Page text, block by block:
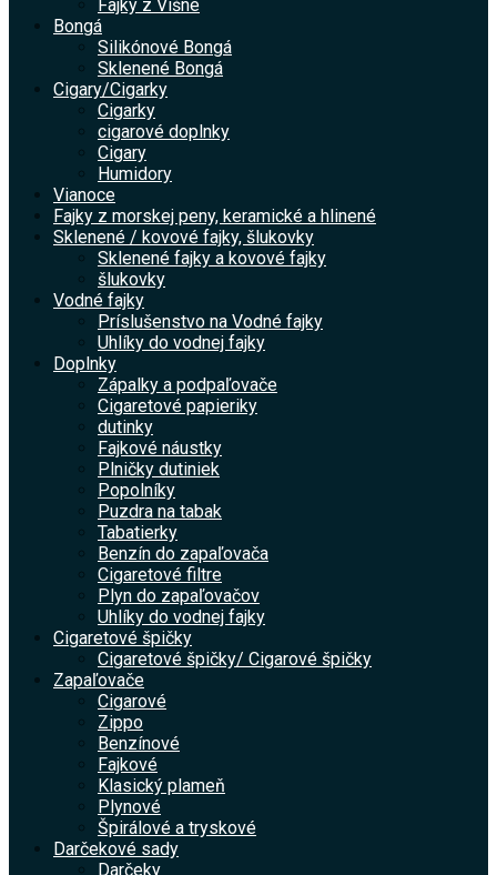
Fajky z Višne
Bongá
Silikónové Bongá
Sklenené Bongá
Cigary/Cigarky
Cigarky
cigarové doplnky
Cigary
Humidory
Vianoce
Fajky z morskej peny, keramické a hlinené
Sklenené / kovové fajky, šlukovky
Sklenené fajky a kovové fajky
šlukovky
Vodné fajky
Príslušenstvo na Vodné fajky
Uhlíky do vodnej fajky
Doplnky
Zápalky a podpaľovače
Cigaretové papieriky
dutinky
Fajkové náustky
Plničky dutiniek
Popolníky
Puzdra na tabak
Tabatierky
Benzín do zapaľovača
Cigaretové filtre
Plyn do zapaľovačov
Uhlíky do vodnej fajky
Cigaretové špičky
Cigaretové špičky/ Cigarové špičky
Zapaľovače
Cigarové
Zippo
Benzínové
Fajkové
Klasický plameň
Plynové
Špirálové a tryskové
Darčekové sady
Darčeky